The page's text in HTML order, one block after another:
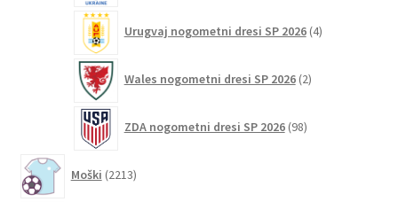
Urugvaj nogometni dresi SP 2026 4izdelki
Wales nogometni dresi SP 2026 2izdelka
ZDA nogometni dresi SP 2026 98izdelkov
Moški 2213izdelkov